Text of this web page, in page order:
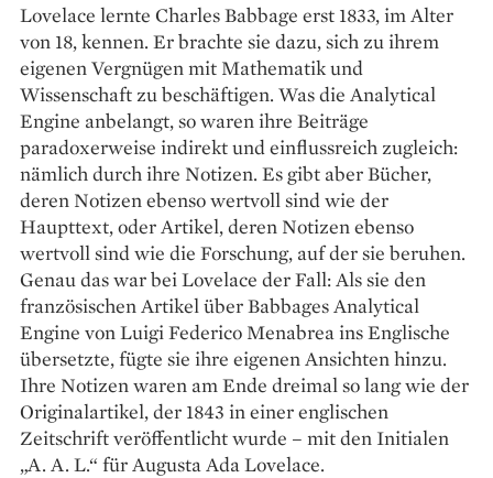
Lovelace lernte Charles Babbage erst 1833, im Alter
von 18, kennen. Er brachte sie dazu, sich zu ihrem
eigenen Vergnügen mit Mathematik und
Wissenschaft zu beschäftigen. Was die Analytical
Engine anbelangt, so waren ihre Beiträge
paradoxerweise indirekt und einflussreich zugleich:
nämlich durch ihre Notizen. Es gibt aber Bücher,
deren Notizen ebenso wertvoll sind wie der
Haupttext, oder Artikel, deren Notizen ebenso
wertvoll sind wie die Forschung, auf der sie beruhen.
Genau das war bei Lovelace der Fall: Als sie den
französischen Artikel über Babbages Analytical
Engine von Luigi Federico Menabrea ins Englische
übersetzte, fügte sie ihre eigenen ­Ansichten hinzu.
Ihre Notizen waren am Ende dreimal so lang wie der
Originalartikel, der 1843 in einer englischen
Zeitschrift veröffentlicht wurde – mit den Initialen
„A. A. L.“ für Augusta Ada Lovelace.